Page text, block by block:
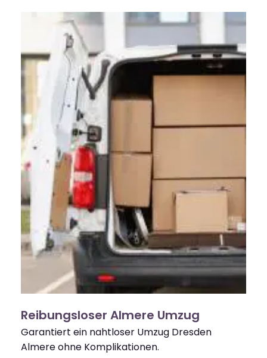
Reibungsloser Almere Umzug
Garantiert ein nahtloser Umzug Dresden
Almere ohne Komplikationen.